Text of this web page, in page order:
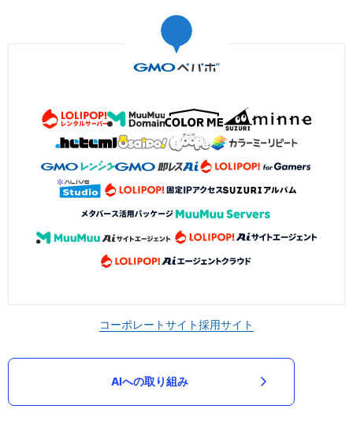
コーポレートサイト採用サイト
AIへの取り組み